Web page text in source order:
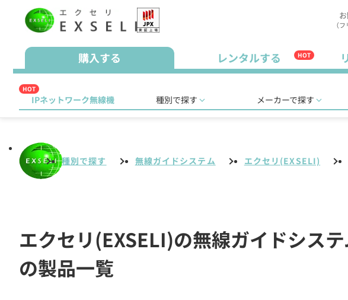
（
購入する レンタルする HOT
HOT
IPネットワーク無線機 種別で探す メーカーで探す
種別で探す 無線ガイドシステム エクセリ(EXSELI)
エクセリ(EXSELI)の無線ガイドシス
の製品一覧